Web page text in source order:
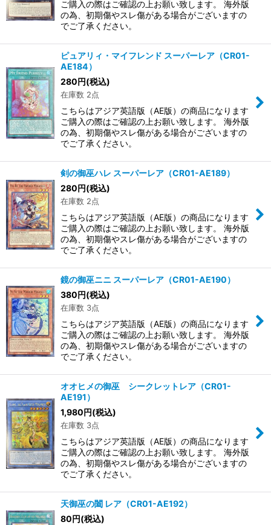
ご購入の際はご確認の上お願い致します。 海外版
の為、初期傷やスレ傷がある場合がございますの
でご了承ください。
ピュアリィ・マイフレンド スーパーレア（CR01-
AE184）
280円(税込)
在庫数 2点
こちらはアジア英語版（AE版）の商品になります
ご購入の際はご確認の上お願い致します。 海外版
の為、初期傷やスレ傷がある場合がございますの
でご了承ください。
剣の御巫ハレ スーパーレア（CR01-AE189）
280円(税込)
在庫数 2点
こちらはアジア英語版（AE版）の商品になります
ご購入の際はご確認の上お願い致します。 海外版
の為、初期傷やスレ傷がある場合がございますの
でご了承ください。
鏡の御巫ニニ スーパーレア（CR01-AE190）
380円(税込)
在庫数 3点
こちらはアジア英語版（AE版）の商品になります
ご購入の際はご確認の上お願い致します。 海外版
の為、初期傷やスレ傷がある場合がございますの
でご了承ください。
オオヒメの御巫 シークレットレア（CR01-
AE191）
1,980円(税込)
在庫数 3点
こちらはアジア英語版（AE版）の商品になります
ご購入の際はご確認の上お願い致します。 海外版
の為、初期傷やスレ傷がある場合がございますの
でご了承ください。
天御巫の闔 レア（CR01-AE192）
80円(税込)